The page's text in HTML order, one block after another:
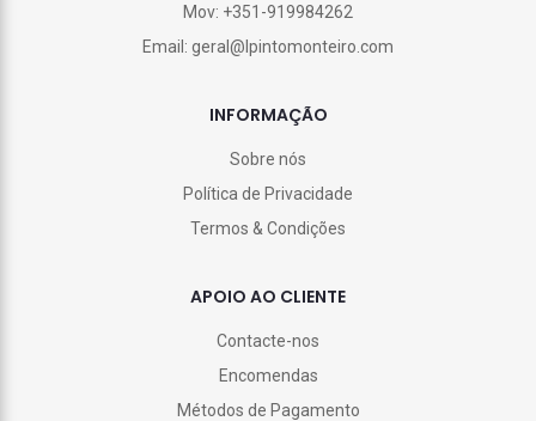
Mov: +351-919984262
Email: geral@lpintomonteiro.com
INFORMAÇÃO
Sobre nós
Política de Privacidade
Termos & Condições
APOIO AO CLIENTE
Contacte-nos
Encomendas
Métodos de Pagamento